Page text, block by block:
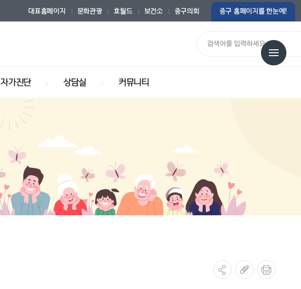
대표홈페이지 문화관광 효월드 보건소 중구의회 중구 홈페이지를 한눈에!
자가진단 상담실 커뮤니티